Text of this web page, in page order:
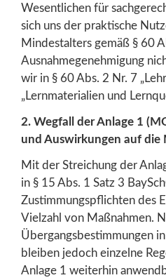
Wesentlichen für
sich uns der praktische
Mindestalters gemäß § 60
Ausnahmegenehmigung
wir in § 60 Abs. 2 Nr. 7
„Lernmaterialien und
2. Wegfall der Anlage 1
und Auswirkungen auf die
Mit der Streichung der
in § 15 Abs. 1 Satz 3
Zustimmungspflichten des
Vielzahl von Maßnahmen.
Übergangsbestimmungen
bleiben jedoch einzelne
Anlage 1 weiterhin